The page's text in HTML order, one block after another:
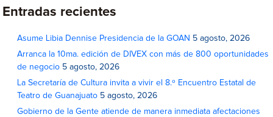
Entradas recientes
Asume Libia Dennise Presidencia de la GOAN 5 agosto, 2026
Arranca la 10ma. edición de DIVEX con más de 800 oportunidades
de negocio 5 agosto, 2026
La Secretaría de Cultura invita a vivir el 8.º Encuentro Estatal de
Teatro de Guanajuato 5 agosto, 2026
Gobierno de la Gente atiende de manera inmediata afectaciones